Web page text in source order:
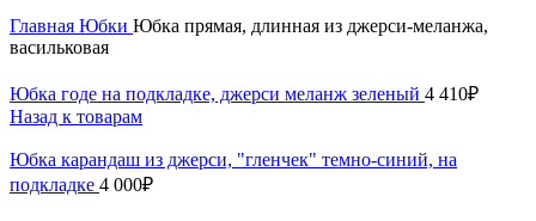
Главная Юбки Юбка прямая, длинная из джерси-меланжа,
васильковая
Юбка годе на подкладке, джерси меланж зеленый 4 410₽
Назад к товарам
Юбка карандаш из джерси, "гленчек" темно-синий, на
подкладке 4 000₽